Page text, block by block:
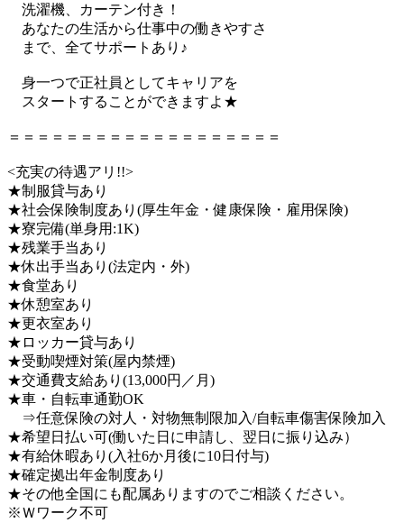
洗濯機、カーテン付き！
あなたの生活から仕事中の働きやすさ
まで、全てサポートあり♪
身一つで正社員としてキャリアを
スタートすることができますよ★
＝＝＝＝＝＝＝＝＝＝＝＝＝＝＝＝＝＝＝
<充実の待遇アリ!!>
★制服貸与あり
★社会保険制度あり(厚生年金・健康保険・雇用保険)
★寮完備(単身用:1K)
★残業手当あり
★休出手当あり(法定内・外)
★食堂あり
★休憩室あり
★更衣室あり
★ロッカー貸与あり
★受動喫煙対策(屋内禁煙)
★交通費支給あり(13,000円／月)
★車・自転車通勤OK
⇒任意保険の対人・対物無制限加入/自転車傷害保険加入
★希望日払い可(働いた日に申請し、翌日に振り込み）
★有給休暇あり(入社6か月後に10日付与)
★確定拠出年金制度あり
★その他全国にも配属ありますのでご相談ください。
※Ｗワーク不可